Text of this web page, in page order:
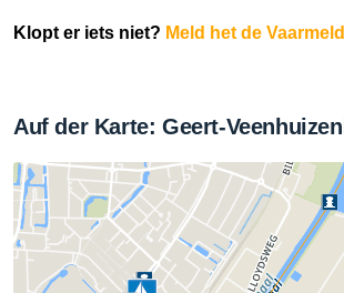
Klopt er iets niet? Meld het de
Auf der Karte: Geert-